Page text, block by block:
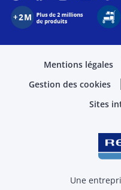
Mentions légales
Gestion des cookies
Sites
Une